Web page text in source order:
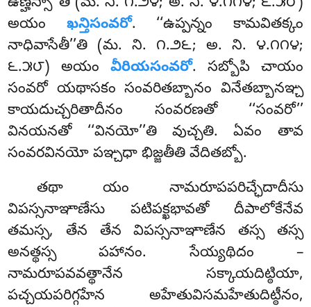
అయం ఖన్తిసంవరో. ‘‘ఉప్పన్నం కామవితక్కం
నాధివాసేతీ’’తి (మ. ని. ౧.౨౬; అ. ని. ౪.౧౧౪;
౬.౫౮) అయం వీరియసంవరో. సబ్బోపి చాయం
సంవరో యథాసకం సంవరితబ్బానం వినేతబ్బానఞ్చ
కాయదుచ్చరితాదీనం సంవరణతో ‘‘సంవరో’’
వినయనతో ‘‘వినయో’’తి వుచ్చతి. ఏవం తావ
సంవరవినయో పఞ్చధా భిజ్జతీతి వేదితబ్బో.
తథా యం నామరూపపరిచ్ఛేదాదీసు
విపస్సనాఞాణేసు పటిపక్ఖభావతో దీపాలోకేనేవ
తమస్స, తేన తేన విపస్సనాఞాణేన తస్స తస్స
అనత్థస్స పహానం. సేయ్యథిదం –
నామరూపవవత్థానేన సక్కాయదిట్ఠియా,
పచ్చయపరిగ్గహేన అహేతువిసమహేతుదిట్ఠీనం,